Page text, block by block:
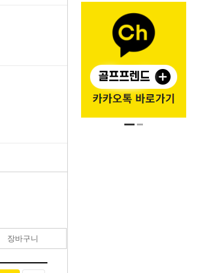
장바구니